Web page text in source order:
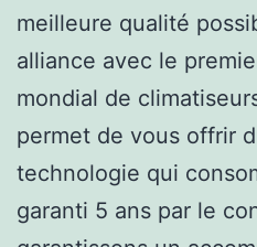
meilleure qualité
alliance avec le
mondial de
permet de vous offrir
technologie qui
garanti 5 ans par le